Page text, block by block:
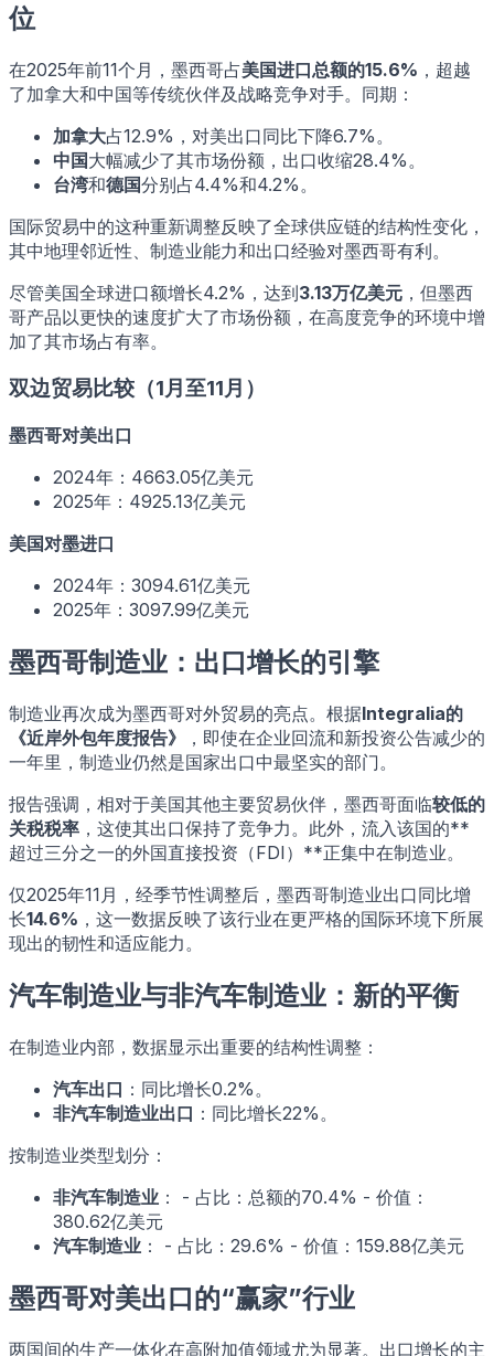
位
在2025年前11个月，墨西哥占美国进口总额的15.6% ，超越
了加拿大和中国等传统伙伴及战略竞争对手。同期：
加拿大占12.9%，对美出口同比下降6.7%。
中国大幅减少了其市场份额，出口收缩28.4%。
台湾和德国分别占4.4%和4.2%。
国际贸易中的这种重新调整反映了全球供应链的结构性变化，
其中地理邻近性、制造业能力和出口经验对墨西哥有利。
尽管美国全球进口额增长4.2%，达到3.13万亿美元 ，但墨西
哥产品以更快的速度扩大了市场份额，在高度竞争的环境中增
加了其市场占有率。
双边贸易比较（1月至11月）
墨西哥对美出口
2024年：4663.05亿美元
2025年：4925.13亿美元
美国对墨进口
2024年：3094.61亿美元
2025年：3097.99亿美元
墨西哥制造业：出口增长的引擎
制造业再次成为墨西哥对外贸易的亮点。根据Integralia的
《近岸外包年度报告》
，即使在企业回流和新投资公告减少的
一年里，制造业仍然是国家出口中最坚实的部门。
报告强调，相对于美国其他主要贸易伙伴，墨西哥面临较低的
关税税率 ，这使其出口保持了竞争力。此外，流入该国的**
超过三分之一的外国直接投资（FDI）**正集中在制造业。
仅2025年11月，经季节性调整后，墨西哥制造业出口同比增
长14.6% ，这一数据反映了该行业在更严格的国际环境下所展
现出的韧性和适应能力。
汽车制造业与非汽车制造业：新的平衡
在制造业内部，数据显示出重要的结构性调整：
汽车出口 ：同比增长0.2%。
非汽车制造业出口 ：同比增长22%。
按制造业类型划分：
非汽车制造业 ： - 占比：总额的70.4% - 价值：
380.62亿美元
汽车制造业 ： - 占比：29.6% - 价值：159.88亿美元
墨西哥对美出口的“赢家”行业
两国间的生产一体化在高附加值领域尤为显著。出口增长的主